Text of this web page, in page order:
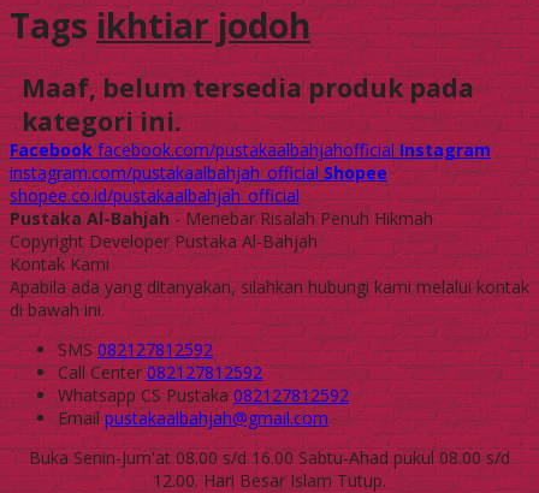
Tagsikhtiar jodoh
Maaf, belum tersedia produk pada
kategori ini.
Facebook facebook.com/pustakaalbahjahofficial Instagram
instagram.com/pustakaalbahjah_official Shopee
shopee.co.id/pustakaalbahjah_official
Pustaka Al-Bahjah- Menebar Risalah Penuh Hikmah
Copyright Developer Pustaka Al-Bahjah
Kontak Kami
Apabila ada yang ditanyakan, silahkan hubungi kami melalui kontak
di bawah ini.
SMS082127812592
Call Center082127812592
WhatsappCS Pustaka 082127812592
Emailpustakaalbahjah@gmail.com
Buka Senin-Jum'at 08.00 s/d 16.00 Sabtu-Ahad pukul 08.00 s/d
12.00. Hari Besar Islam Tutup.